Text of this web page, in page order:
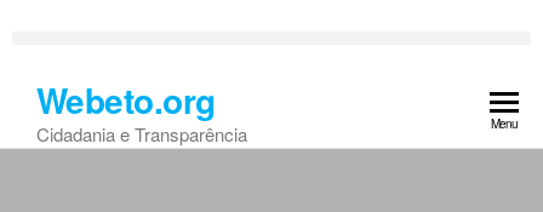
Webeto.org
Cidadania e Transparência Menu